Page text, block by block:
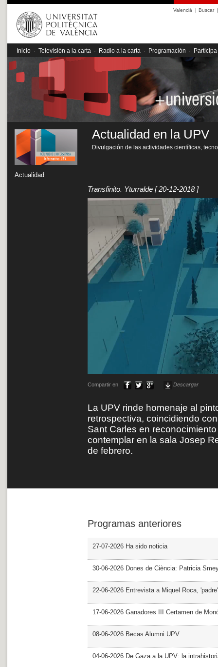
Valencià | Buscar|
Inicio · Televisión a la carta · Radio a la carta · Programación · Participa
Actualidad
Actualidad en la UPV
Divulgación de las actividades científicas,
Transfinito. Yturralde [ 20-12-2018 ]
Compartir en Descargar
La UPV rinde homenaje al
retrospectiva, coincidiendo
Sant Carles en
contemplar en la sala Josep
de febrero.
Programas anteriores
27-07-2026 Ha sido noticia
30-06-2026 Dones de Ciència: Patricia
22-06-2026 Entrevista a Miquel Roca,
17-06-2026 Ganadores III Certamen de
08-06-2026 Becas Alumni UPV
04-06-2026 De Gaza a la UPV: la